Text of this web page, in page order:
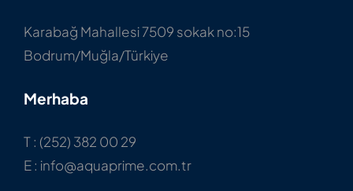
Karabağ Mahallesi 7509 sokak no:15
Bodrum/Muğla/Türkiye
Merhaba
T : (252) 382 00 29
E : info@aquaprime.com.tr